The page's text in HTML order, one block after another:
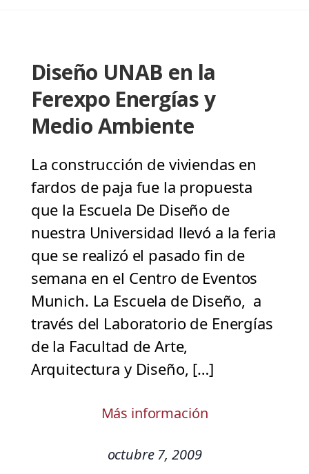
Diseño UNAB en la
Ferexpo Energías y
Medio Ambiente
La construcción de viviendas en
fardos de paja fue la propuesta
que la Escuela De Diseño de
nuestra Universidad llevó a la feria
que se realizó el pasado fin de
semana en el Centro de Eventos
Munich. La Escuela de Diseño, a
través del Laboratorio de Energías
de la Facultad de Arte,
Arquitectura y Diseño, […]
Más información
octubre 7, 2009